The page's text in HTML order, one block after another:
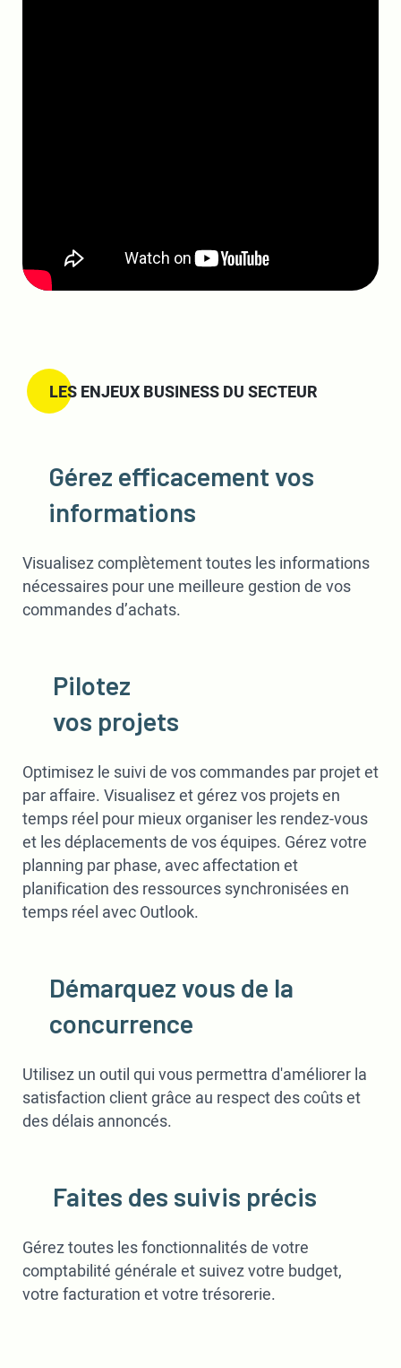
LES ENJEUX BUSINESS DU SECTEUR
Gérez efficacement vos
informations
Visualisez complètement toutes les informations
nécessaires pour une meilleure gestion de vos
commandes d’achats.
Pilotez
vos projets
Optimisez le suivi de vos commandes par projet et
par affaire. Visualisez et gérez vos projets en
temps réel pour mieux organiser les rendez-vous
et les déplacements de vos équipes. Gérez votre
planning par phase, avec affectation et
planification des ressources synchronisées en
temps réel avec Outlook.
Démarquez vous de la
concurrence
Utilisez un outil qui vous permettra d'améliorer la
satisfaction client grâce au respect des coûts et
des délais annoncés.
Faites des suivis précis
Gérez toutes les fonctionnalités de votre
comptabilité générale et suivez votre budget,
votre facturation et votre trésorerie.